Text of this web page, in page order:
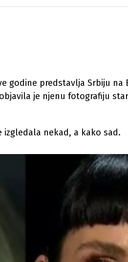
godine predstavlja Srbiju na
je njenu fotografiju
izgledala nekad, a kako sad.